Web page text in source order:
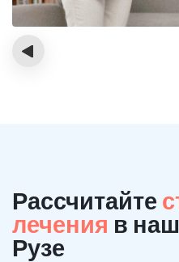
‹
Рассчитайте
лечения в
Рузе